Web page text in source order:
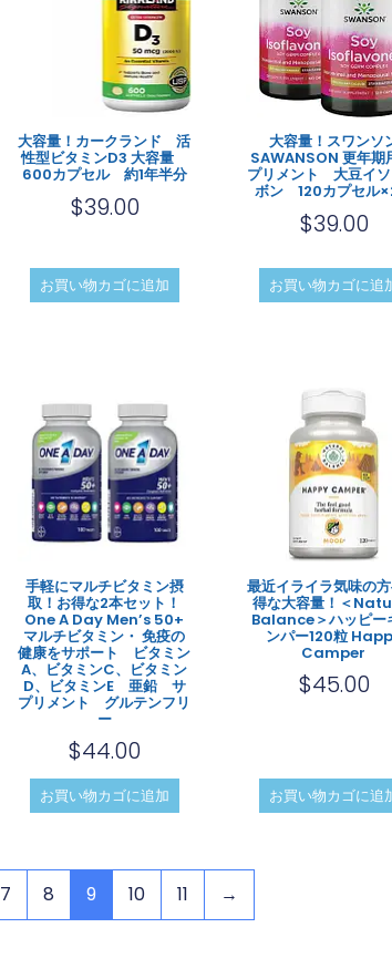
大容量！カークランド 活
性型ビタミンD3 大容量
600カプセル 約1年半分
$39.00
お買い物カゴに追加
大容量！スワンソ
SAWANSON 更年期
プリメント 大豆イ
ボン 120カプセル
$39.00
お買い物カゴに追
手軽にマルチビタミン摂
取！お得な2本セット！
One A Day Men’s 50+
マルチビタミン・ 免疫の
健康をサポート ビタミン
A、ビタミンC、ビタミン
D、ビタミンE 亜鉛 サ
プリメント グルテンフリ
ー
$44.00
お買い物カゴに追加
最近イライラ気味の
得な大容量！＜
Balance＞ハッピー
ンパー120粒
Camper
$45.00
お買い物カゴに追
7 8 9 10 11 →